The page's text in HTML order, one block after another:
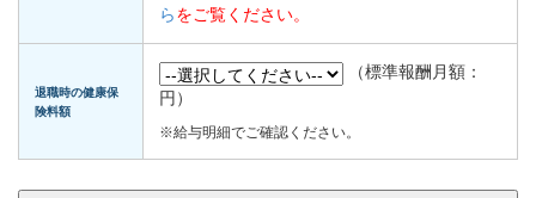
らをご覧ください。
退職時の健康保
険料額
（標準報酬月額：
円）
※給与明細でご確認ください。